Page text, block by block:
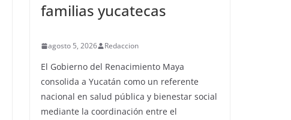
familias yucatecas
agosto 5, 2026 Redaccion
El Gobierno del Renacimiento Maya
consolida a Yucatán como un referente
nacional en salud pública y bienestar social
mediante la coordinación entre el